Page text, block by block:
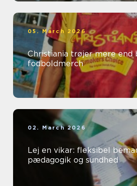
05. March 2026
Christiania trøjer mere end bare
fodboldmerch
02. March 2026
Lej en vikar: fleksibel
pædagogik og sundhed